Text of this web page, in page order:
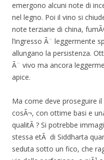
emergono alcuni note di
nel legno. Poi il vino si
note terziarie di china,
l’ingresso Ã¨ leggermente
allungano la persistenza.
Ã¨ vivo ma ancora
apice.
Ma come deve proseguire
cosÃ¬, con ottime basi e
qualitÃ ? Si potrebbe
stessa etÃ di Siddharta
seduta sotto un fico, che